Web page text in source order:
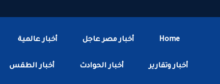
Home أخبار مصر عاجل أخبار عالمية
أخبار وتقارير أخبار الحوادث أخبار الطقس